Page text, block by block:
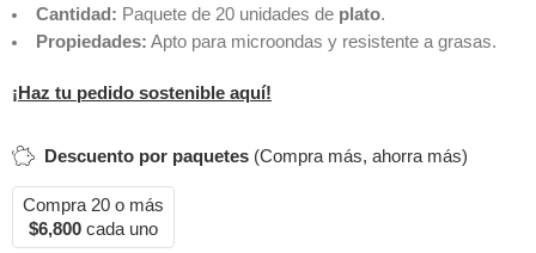
Cantidad: Paquete de 20 unidades de plato.
Propiedades: Apto para microondas y resistente a grasas.
¡Haz tu pedido sostenible aquí!
Descuento por paquetes (Compra más, ahorra más)
Compra 20 o más
$6,800cada uno